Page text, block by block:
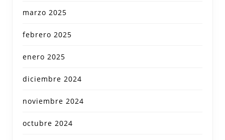
marzo 2025
febrero 2025
enero 2025
diciembre 2024
noviembre 2024
octubre 2024